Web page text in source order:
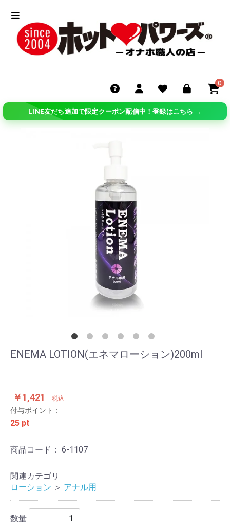
0
LINE友だち追加で限定クーポン配信中！登録はこちら →
ENEMA LOTION(エネマローション)200ml
￥1,421 税込
付与ポイント：
25 pt
商品コード： 6-1107
関連カテゴリ
ローション ＞ アナル用
数量